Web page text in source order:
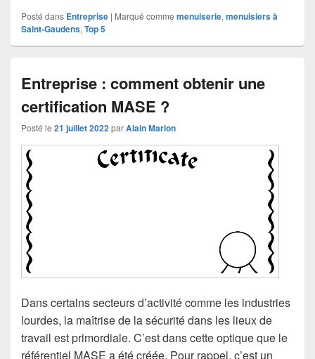
Posté dans Entreprise | Marqué comme menuiserie, menuisiers à
Saint-Gaudens, Top 5
Entreprise : comment obtenir une
certification MASE ?
Posté le 21 juillet 2022parAlain Marion
Dans certains secteurs d’activité comme les industries
lourdes, la maîtrise de la sécurité dans les lieux de
travail est primordiale. C’est dans cette optique que le
référentiel MASE a été créée. Pour rappel, c’est un